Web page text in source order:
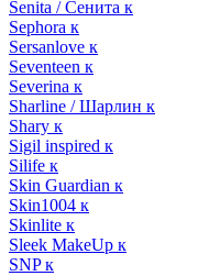
Senita / Сенита к
Sephora к
Sersanlove к
Seventeen к
Severina к
Sharline / Шарлин к
Shary к
Sigil inspired к
Silife к
Skin Guardian к
Skin1004 к
Skinlite к
Sleek MakeUp к
SNP к